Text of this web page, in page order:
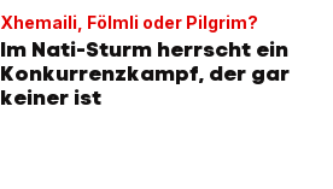
Xhemaili, Fölmli oder Pilgrim?
Im Nati-Sturm herrscht ein
Konkurrenzkampf, der gar
keiner ist